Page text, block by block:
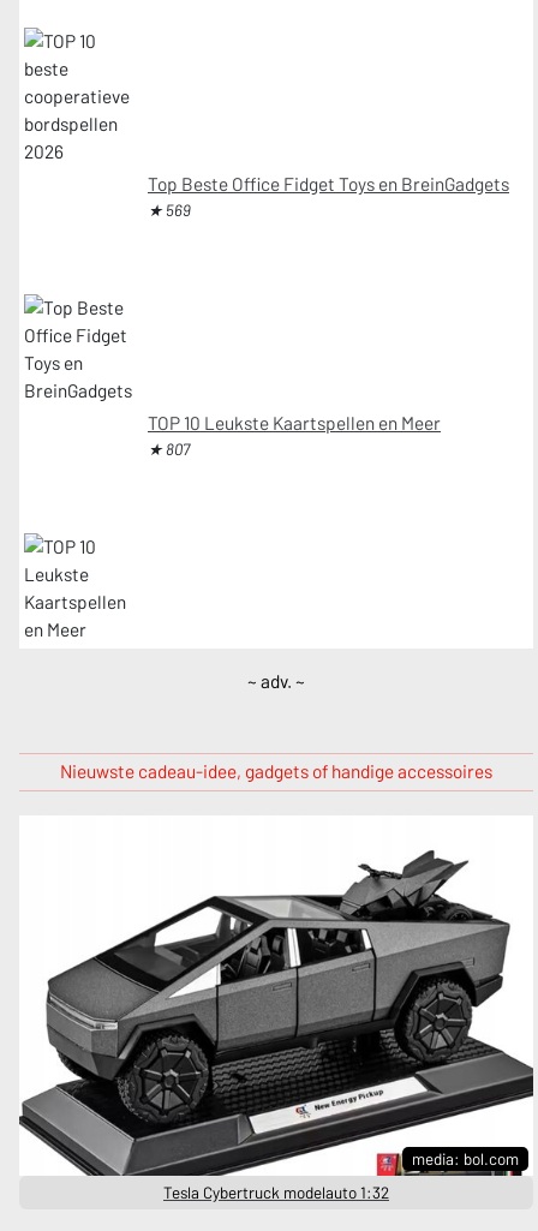
Top Beste Office Fidget Toys en BreinGadgets
★ 569
TOP 10 Leukste Kaartspellen en Meer
★ 807
~ adv. ~
Nieuwste cadeau-idee, gadgets of handige accessoires
media: bol.com
Tesla Cybertruck modelauto 1:32